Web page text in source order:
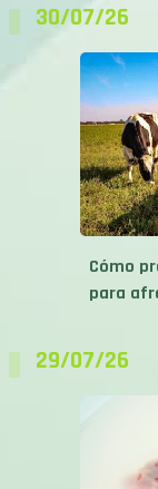
30/07/26
Cómo
para
29/07/26